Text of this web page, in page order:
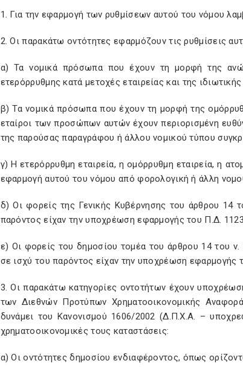
1. Για την εφαρμογή των ρυθμίσεων αυτού του νόμου
2. Οι παρακάτω οντότητες εφαρμόζουν τις ρυθμίσεις
α) Τα νομικά πρόσωπα που έχουν τη μορφή της
ετερόρρυθμης κατά μετοχές εταιρείας και της
β) Τα νομικά πρόσωπα που έχουν τη μορφή της
εταίροι των προσώπων αυτών έχουν περιορισμένη
της παρούσας παραγράφου ή άλλου νομικού τύπου
γ) Η ετερόρρυθμη εταιρεία, η ομόρρυθμη εταιρεία, η
εφαρμογή αυτού του νόμου από φορολογική ή άλλη
δ) Οι φορείς της Γενικής Κυβέρνησης του άρθρου 14
παρόντος είχαν την υποχρέωση εφαρμογής του Π.Δ.
ε) Οι φορείς του δημοσίου τομέα του άρθρου 14 του
σε ισχύ του παρόντος είχαν την υποχρέωση εφαρμογής
3. Oι παρακάτω κατηγορίες οντοτήτων έχουν
των Διεθνών Προτύπων Χρηματοοικονομικής
δυνάμει του Κανονισμού 1606/2002 (Δ.Π.Χ.Α. –
χρηματοοικονομικές τους καταστάσεις:
α) Οι οντότητες δημοσίου ενδιαφέροντος, όπως